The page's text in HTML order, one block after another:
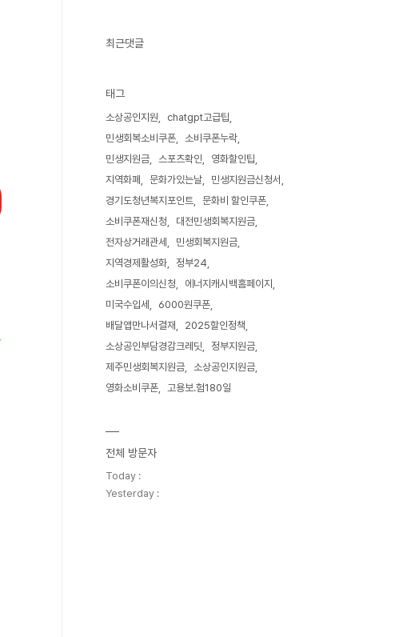
최근댓글
태그
소상공인지원
chatgpt고급팁
민생회복소비쿠폰
소비쿠폰누락
민생지원금
스포츠확인
영화할인팁
지역화폐
문화가있는날
민생지원금신청서
경기도청년복지포인트
문화비 할인쿠폰
소비쿠폰재신청
대전민생회복지원금
전자상거래관세
민생회복지원금
지역경제활성화
정부24
소비쿠폰이의신청
에너지캐시백홈페이지
미국수입세
6000원쿠폰
배달앱만나서결재
2025할인정책
소상공인부담경감크레딧
정부지원금
제주민생회복지원금
소상공인지원금
영화소비쿠폰
고용보.험180일
전체 방문자
Today :
Yesterday :